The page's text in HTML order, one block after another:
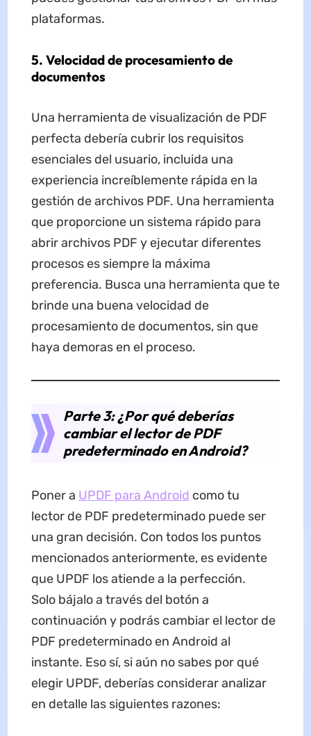
plataformas.
5. Velocidad de procesamiento de
documentos
Una herramienta de visualización de PDF
perfecta debería cubrir los requisitos
esenciales del usuario, incluida una
experiencia increíblemente rápida en la
gestión de archivos PDF. Una herramienta
que proporcione un sistema rápido para
abrir archivos PDF y ejecutar diferentes
procesos es siempre la máxima
preferencia. Busca una herramienta que te
brinde una buena velocidad de
procesamiento de documentos, sin que
haya demoras en el proceso.
Parte 3: ¿Por qué deberías
cambiar el lector de PDF
predeterminado en Android?
Poner a UPDF para Android como tu
lector de PDF predeterminado puede ser
una gran decisión. Con todos los puntos
mencionados anteriormente, es evidente
que UPDF los atiende a la perfección.
Solo bájalo a través del botón a
continuación y podrás cambiar el lector de
PDF predeterminado en Android al
instante. Eso sí, si aún no sabes por qué
elegir UPDF, deberías considerar analizar
en detalle las siguientes razones: